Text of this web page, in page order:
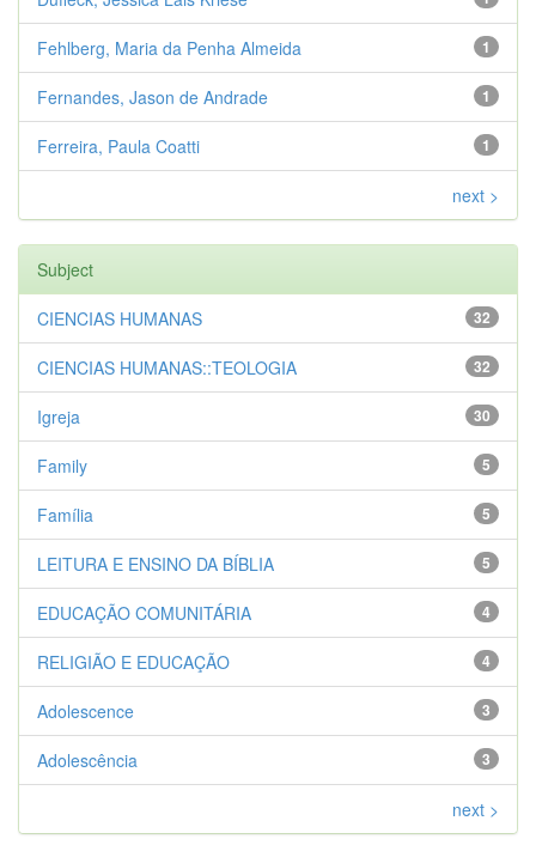
1
Fehlberg, Maria da Penha Almeida
1
Fernandes, Jason de Andrade
1
Ferreira, Paula Coatti
next >
Subject
32
CIENCIAS HUMANAS
32
CIENCIAS HUMANAS::TEOLOGIA
30
Igreja
5
Family
5
Família
5
LEITURA E ENSINO DA BÍBLIA
4
EDUCAÇÃO COMUNITÁRIA
4
RELIGIÃO E EDUCAÇÃO
3
Adolescence
3
Adolescência
next >